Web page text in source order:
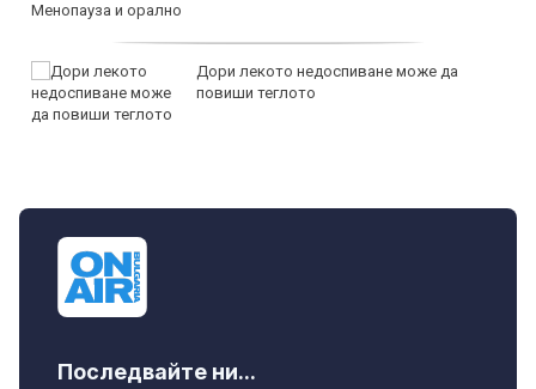
Дори лекото недоспиване може да
повиши теглото
Последвайте ни...